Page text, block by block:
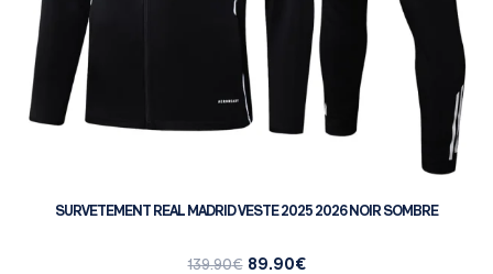
SURVETEMENT REAL MADRID VESTE 2025 2026 NOIR SOMBRE
139.90€ 89.90€